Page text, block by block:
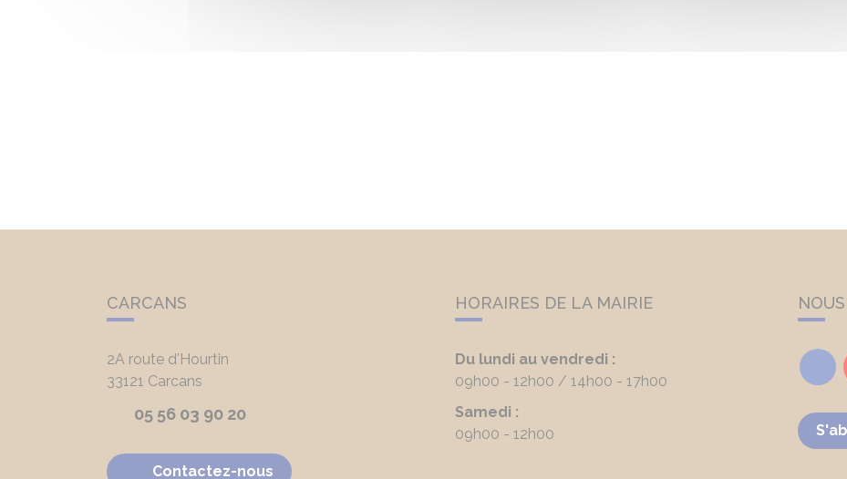
CARCANS
2A route d'Hourtin
33121 Carcans
05 56 03 90 20
Contactez-nous
HORAIRES DE LA MAIRIE
Du lundi au vendredi :
09h00 - 12h00
14h00 - 17h00
Samedi :
09h00 - 12h00